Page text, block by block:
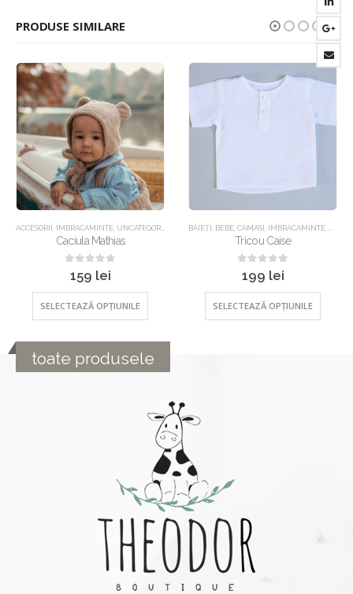
PRODUSE SIMILARE
PANTALONI, SETURI,UNCATEGORIZED
ACCESORII , IMBRACAMINTE, UNCATEGORIZED
Caciula Mathias
out of 5
159 lei
SELECTEAZĂ OPȚIUNILE
BĂIEȚI , BEBE, CAMASI , IMBRACAMINTE,
Tricou Caise
out of 5
199 lei
SELECTEAZĂ OPȚIUNILE
toate produsele